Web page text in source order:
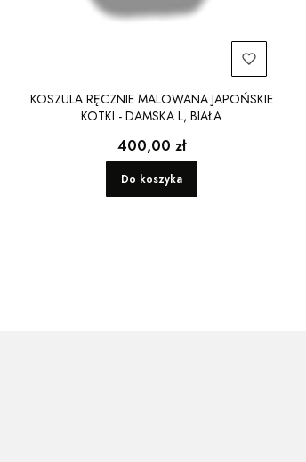
KOSZULA RĘCZNIE MALOWANA JAPOŃSKIE
KOTKI - DAMSKA L, BIAŁA
Cena
400,00 zł
Do koszyka